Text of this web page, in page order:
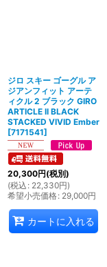
ジロ スキー ゴーグル ア
ジアンフィット アーテ
ィクル 2 ブラック GIRO
ARTICLE II BLACK
STACKED VIVID Ember
[7171541]
20,300円(税別)
(税込 : 22,330円)
希望小売価格: 29,000円
カートに入れる